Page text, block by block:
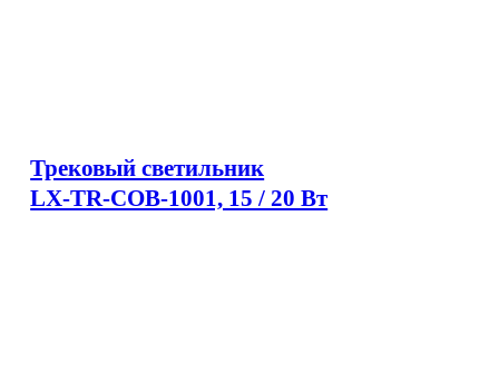
Трековый светильник
LX-TR-COB-1001, 15 / 20 Вт